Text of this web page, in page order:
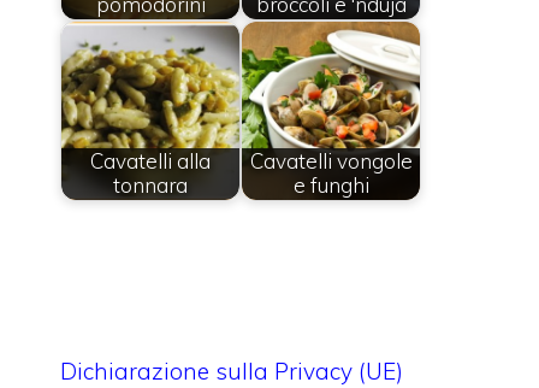
Cavatelli alla
tonnara
Cavatelli vongole
e funghi
Dichiarazione sulla Privacy (UE)